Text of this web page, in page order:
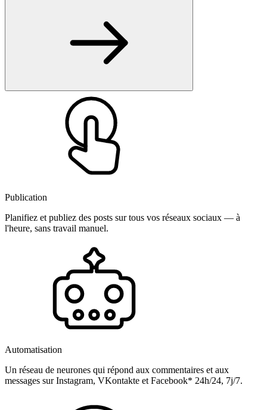
Publication
Planifiez et publiez des posts sur tous vos réseaux sociaux — à
l'heure, sans travail manuel.
Automatisation
Un réseau de neurones qui répond aux commentaires et aux
messages sur Instagram, VKontakte et Facebook* 24h/24, 7j/7.